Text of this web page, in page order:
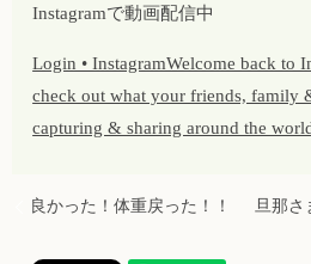
Instagramで動画配信中
Login • InstagramWelcome back to
check out what your friends, family
capturing & sharing around the
良かった！体重戻った！！ 旦那さ